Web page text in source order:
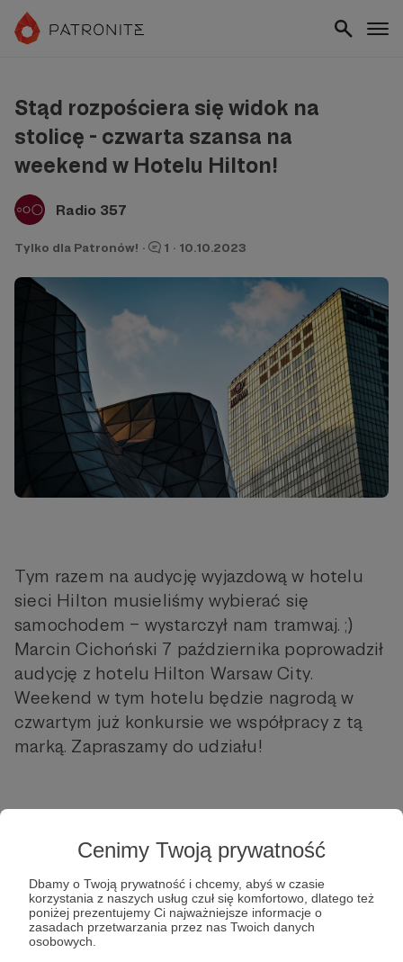
Cenimy Twoją prywatność
Dbamy o Twoją prywatność i chcemy, abyś w czasie
korzystania z naszych usług czuł się komfortowo, dlatego też
poniżej prezentujemy Ci najważniejsze informacje o
zasadach przetwarzania przez nas Twoich danych
osobowych.
Stąd rozpościera się widok na
stolicę - czwarta szansa na
weekend w Hotelu Hilton!
Radio 357
Tylko dla Patronów! · 1 · 10.10.2023
Tym razem na audycję wyjazdową w hotelu
sieci Hilton musieliśmy wybierać się
samochodem – wystarczył nam tramwaj. ;)
Marcin Cichoński 7 października poprowadził
audycję z hotelu Hilton Warsaw City.
Weekend w tym hotelu będzie nagrodą w
czwartym już konkursie we współpracy z tą
marką. Zapraszamy do udziału!
Post dostępny tylko dla Patronów
Aby zobaczyć ten materiał musisz być zalogowany